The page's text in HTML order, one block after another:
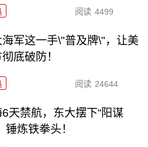
阅读 4499
海军这一手\"普及牌\"，让美
底破防！
阅读 24644
6天禁航，东大摆下“阳谋
锤炼铁拳头！